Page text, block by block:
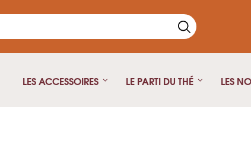
LES ACCESSOIRES LE PARTI DU THÉ LES